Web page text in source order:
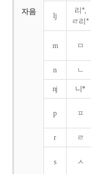
자음 lj
리*,
ㄹ리*
m ㅁ
n ㄴ
nj 니*
p ㅍ
r ㄹ
s ㅅ